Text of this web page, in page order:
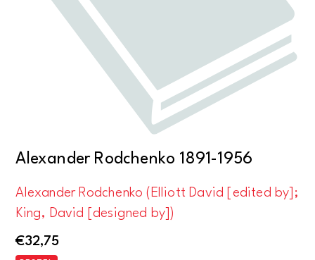
Alexander Rodchenko 1891-1956
Alexander Rodchenko (Elliott David [edited by];
King, David [designed by])
€32,75